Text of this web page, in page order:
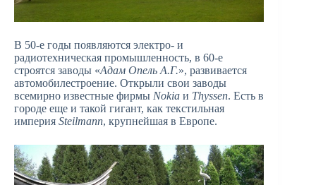
В 50-е годы появляются электро- и
радиотехническая промышленность, в 60-е
строятся заводы «Адам Опель А.Г.», развивается
автомобилестроение. Открыли свои заводы
всемирно известные фирмы Nokia и Thyssen. Есть в
городе еще и такой гигант, как текстильная
империя Steilmann, крупнейшая в Европе.